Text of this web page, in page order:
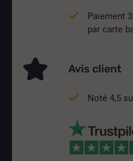
Paiement
par carte
Avis client
Noté 4,5